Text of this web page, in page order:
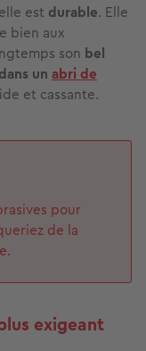
est durable. Elle
bien aux
son bel
un abride
et cassante.
pour
de la
exigeant